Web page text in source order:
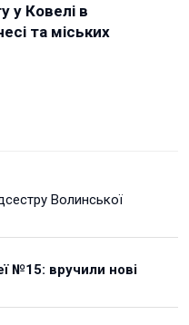
у Ковелі в
та міських
Волинської
№15: вручили нові